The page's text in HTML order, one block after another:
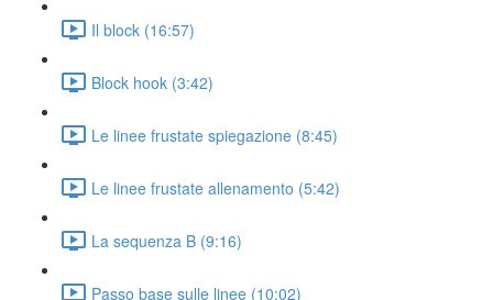
Il block (16:57)
Block hook (3:42)
Le linee frustate spiegazione (8:45)
Le linee frustate allenamento (5:42)
La sequenza B (9:16)
Passo base sulle linee (10:02)